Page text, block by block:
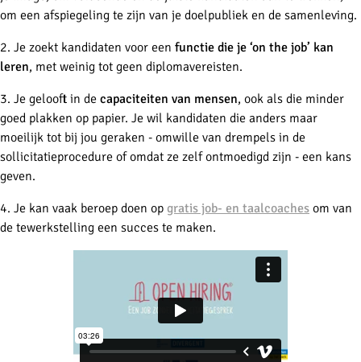
om een afspiegeling te zijn van je doelpubliek en de samenleving.
2. Je zoekt kandidaten voor een functie die je ‘on the job’ kan
leren, met weinig tot geen diplomavereisten.
3. Je gelooft in de capaciteiten van mensen, ook als die minder
goed plakken op papier. Je wil kandidaten die anders maar
moeilijk tot bij jou geraken - omwille van drempels in de
sollicitatieprocedure of omdat ze zelf ontmoedigd zijn - een kans
geven.
4. Je kan vaak beroep doen op gratis job- en taalcoaches om van
de tewerkstelling een succes te maken.